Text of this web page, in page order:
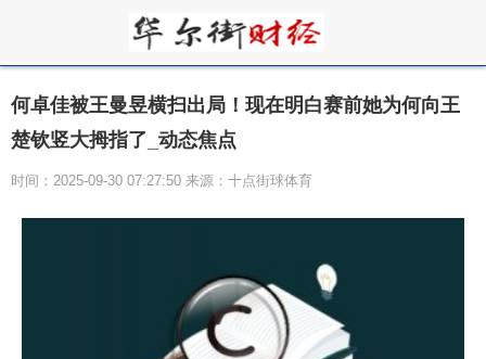
何卓佳被王曼昱横扫出局！现在明白赛前她为何向王
楚钦竖大拇指了_动态焦点
时间：2025-09-30 07:27:50 来源：十点街球体育